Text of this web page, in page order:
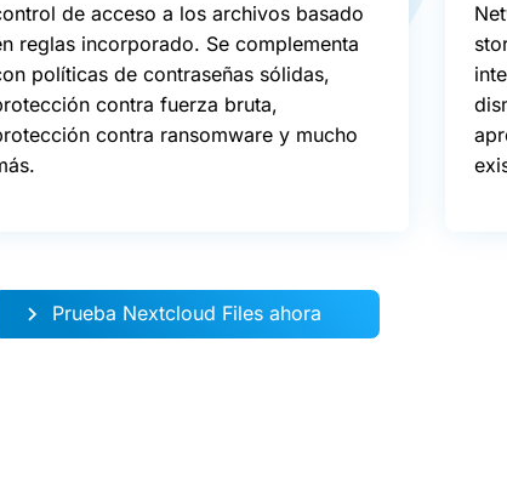
de acceso a los archivos basado
reglas incorporado. Se complementa
políticas de contraseñas sólidas,
contra fuerza bruta,
contra ransomware y mucho
Prueba Nextcloud Files ahora